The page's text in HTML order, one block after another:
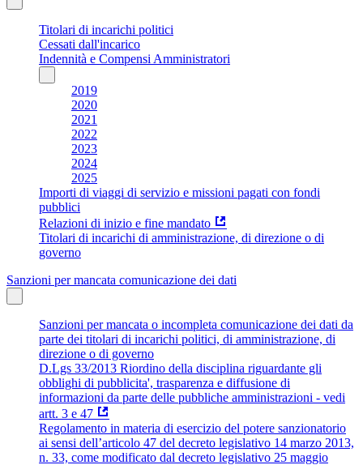
Titolari di incarichi politici
Cessati dall'incarico
Indennità e Compensi Amministratori
2019
2020
2021
2022
2023
2024
2025
Importi di viaggi di servizio e missioni pagati con fondi
pubblici
Relazioni di inizio e fine mandato
Titolari di incarichi di amministrazione, di direzione o di
governo
Sanzioni per mancata comunicazione dei dati
Sanzioni per mancata o incompleta comunicazione dei dati da
parte dei titolari di incarichi politici, di amministrazione, di
direzione o di governo
D.Lgs 33/2013 Riordino della disciplina riguardante gli
obblighi di pubblicita', trasparenza e diffusione di
informazioni da parte delle pubbliche amministrazioni - vedi
artt. 3 e 47
Regolamento in materia di esercizio del potere sanzionatorio
ai sensi dell’articolo 47 del decreto legislativo 14 marzo 2013,
n. 33, come modificato dal decreto legislativo 25 maggio